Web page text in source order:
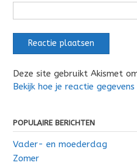
Deze site gebruikt Akismet
Bekijk hoe je reactie
POPULAIRE BERICHTEN
Vader- en moederdag
Zomer